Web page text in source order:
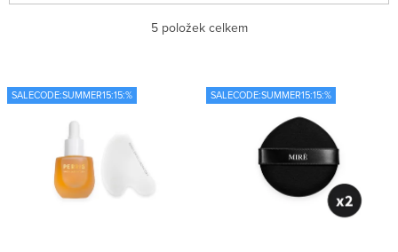
s
n
Abecedně
5položek celkem
SALECODE:SUMMER15:15:% SALECODE:SUMMER15:15:%